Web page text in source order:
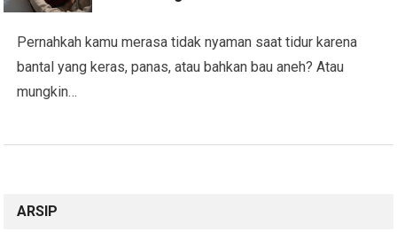
Pernahkah kamu merasa tidak nyaman saat tidur karena
bantal yang keras, panas, atau bahkan bau aneh? Atau
mungkin…
ARSIP